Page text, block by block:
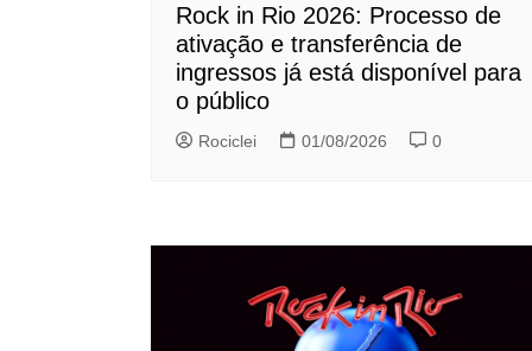
Rock in Rio 2026: Processo de
ativação e transferência de
ingressos já está disponível para
o público
Rociclei 01/08/2026 0